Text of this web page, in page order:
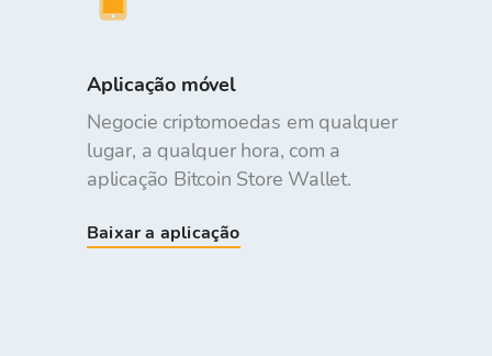
Aplicação móvel
Negocie criptomoedas em qualquer
lugar, a qualquer hora, com a
aplicação Bitcoin Store Wallet.
Baixar a aplicação